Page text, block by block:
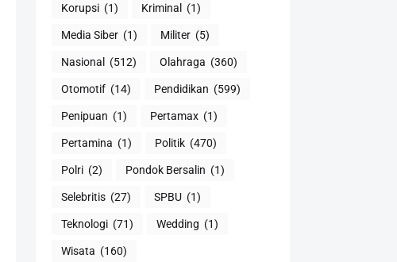
Korupsi (1) Kriminal (1)
Media Siber (1) Militer (5)
Nasional (512) Olahraga (360)
Otomotif (14) Pendidikan (599)
Penipuan (1) Pertamax (1)
Pertamina (1) Politik (470)
Polri (2) Pondok Bersalin (1)
Selebritis (27) SPBU (1)
Teknologi (71) Wedding (1)
Wisata (160)